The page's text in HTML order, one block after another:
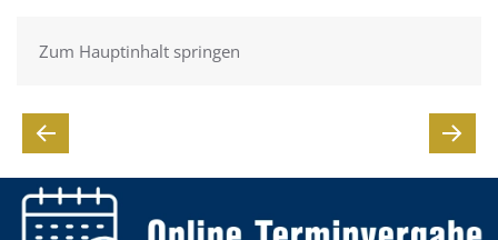
Zum Hauptinhalt springen